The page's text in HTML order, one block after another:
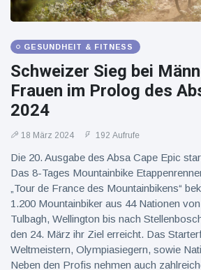
GESUNDHEIT & FITNESS
Schweizer Sieg bei
Frauen im Prolog des
2024
18 März 2024 192 Aufrufe
Die 20. Ausgabe des Absa Cape Epic
Das 8-Tages Mountainbike
„Tour de France des Mountainbikens“
1.200 Mountainbiker aus 44 Nationen
Tulbagh, Wellington bis nach
den 24. März ihr Ziel erreicht. Das
Weltmeistern, Olympiasiegern, sowie
Neben den Profis nehmen auch